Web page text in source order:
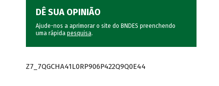
DÊ SUA OPINIÃO
Ajude-nos a aprimorar o site do BNDES preenchendo
uma rápida pesquisa.
Z7_7QGCHA41L0RP906P422Q9Q0E44